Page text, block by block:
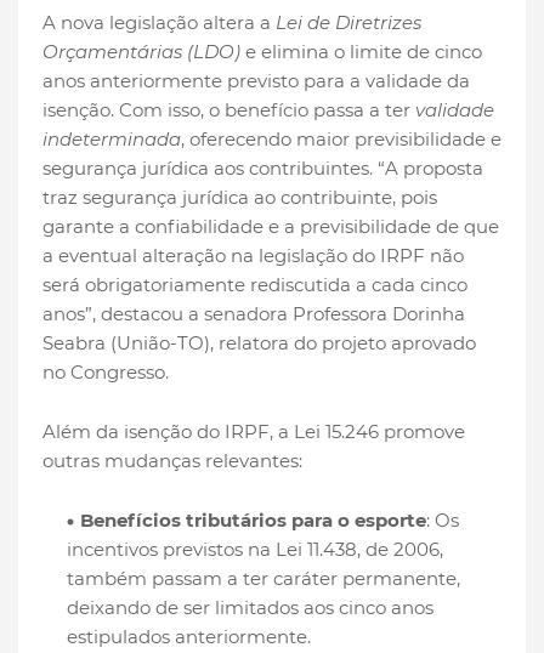
A nova legislação altera a Lei de Diretrizes
Orçamentárias (LDO) e elimina o limite de cinco
anos anteriormente previsto para a validade da
isenção. Com isso, o benefício passa a ter validade
indeterminada, oferecendo maior previsibilidade e
segurança jurídica aos contribuintes. “A proposta
traz segurança jurídica ao contribuinte, pois
garante a confiabilidade e a previsibilidade de que
a eventual alteração na legislação do IRPF não
será obrigatoriamente rediscutida a cada cinco
anos”, destacou a senadora Professora Dorinha
Seabra (União-TO), relatora do projeto aprovado
no Congresso.
Além da isenção do IRPF, a Lei 15.246 promove
outras mudanças relevantes:
Benefícios tributários para o esporte: Os
incentivos previstos na Lei 11.438, de 2006,
também passam a ter caráter permanente,
deixando de ser limitados aos cinco anos
estipulados anteriormente.